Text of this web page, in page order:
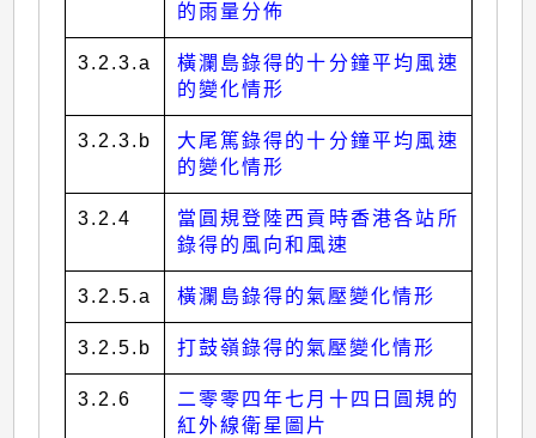
的雨量分佈
3.2.3.a
橫瀾島錄得的十分鐘平均風速
的變化情形
3.2.3.b
大尾篤錄得的十分鐘平均風速
的變化情形
3.2.4
當圓規登陸西貢時香港各站所
錄得的風向和風速
3.2.5.a 橫瀾島錄得的氣壓變化情形
3.2.5.b 打鼓嶺錄得的氣壓變化情形
3.2.6
二零零四年七月十四日圓規的
紅外線衛星圖片